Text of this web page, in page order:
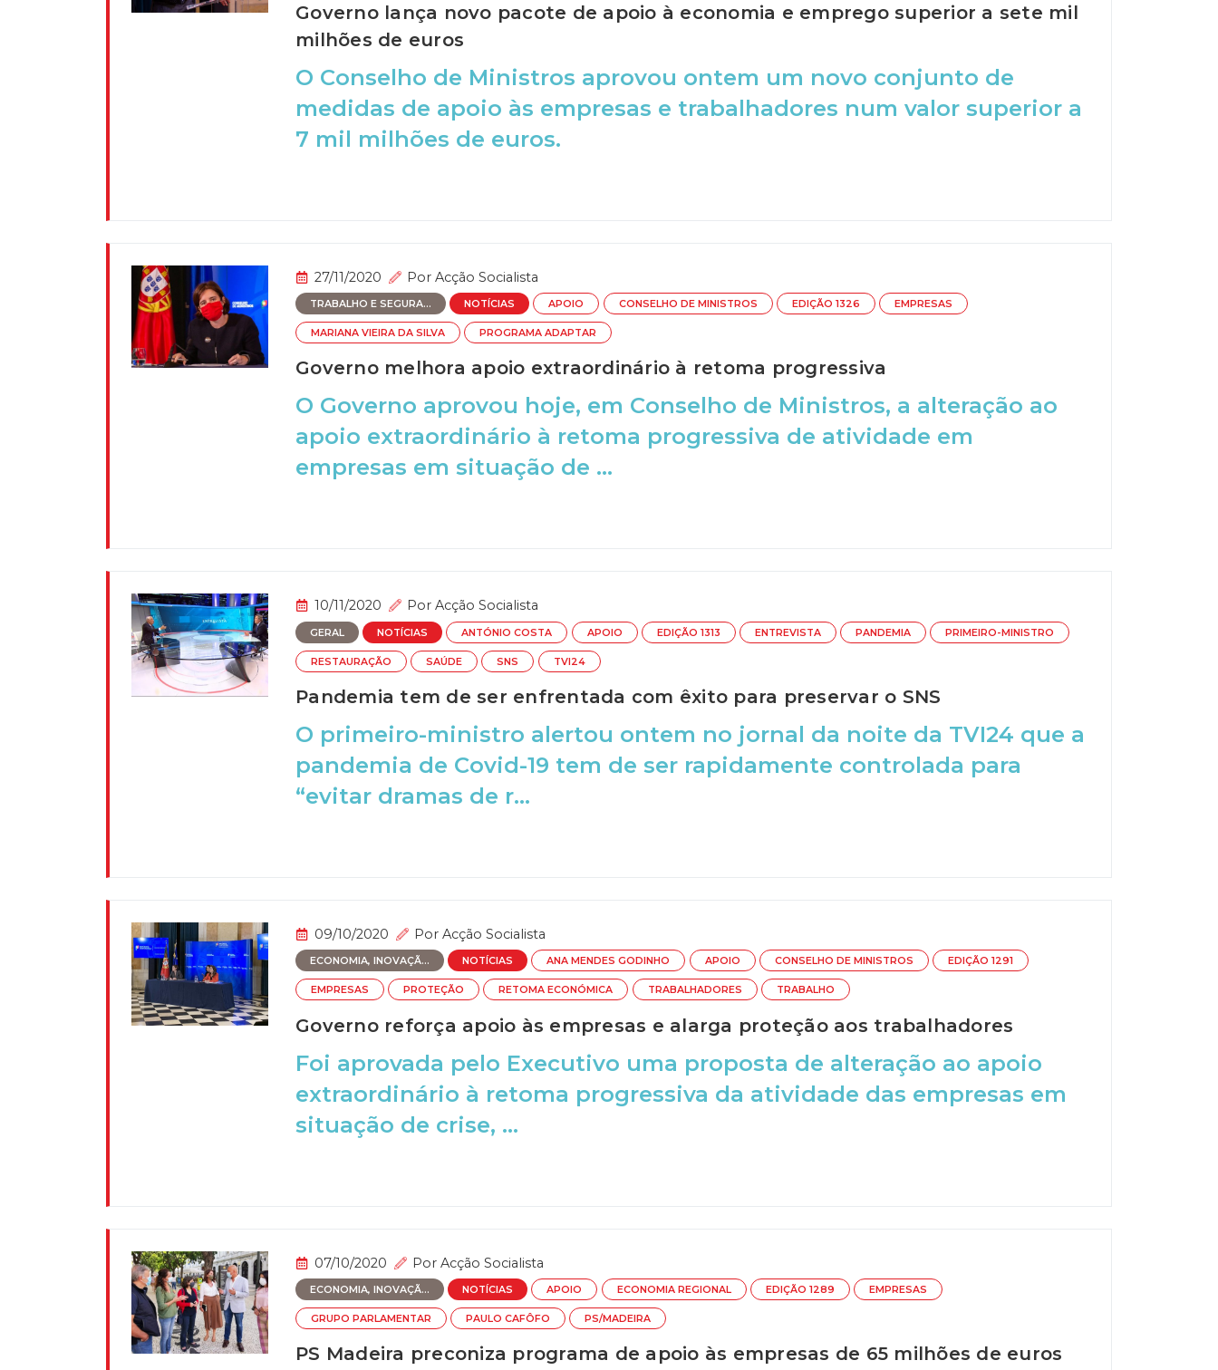
Governo lança novo pacote de apoio à economia e emprego superior a sete mil
milhões de euros
O Conselho de Ministros aprovou ontem um novo conjunto de
medidas de apoio às empresas e trabalhadores num valor superior a
7 mil milhões de euros.
27/11/2020 Por Acção Socialista
TRABALHO E SEGURA... NOTÍCIAS APOIO CONSELHO DE MINISTROS EDIÇÃO 1326 EMPRESAS
MARIANA VIEIRA DA SILVA PROGRAMA ADAPTAR
Governo melhora apoio extraordinário à retoma progressiva
O Governo aprovou hoje, em Conselho de Ministros, a alteração ao
apoio extraordinário à retoma progressiva de atividade em
empresas em situação de ...
10/11/2020 Por Acção Socialista
GERAL NOTÍCIAS ANTÓNIO COSTA APOIO EDIÇÃO 1313 ENTREVISTA PANDEMIA PRIMEIRO-MINISTRO
RESTAURAÇÃO SAÚDE SNS TVI24
Pandemia tem de ser enfrentada com êxito para preservar o SNS
O primeiro-ministro alertou ontem no jornal da noite da TVI24 que a
pandemia de Covid-19 tem de ser rapidamente controlada para
“evitar dramas de r...
09/10/2020 Por Acção Socialista
ECONOMIA, INOVAÇÃ... NOTÍCIAS ANA MENDES GODINHO APOIO CONSELHO DE MINISTROS EDIÇÃO 1291
EMPRESAS PROTEÇÃO RETOMA ECONÓMICA TRABALHADORES TRABALHO
Governo reforça apoio às empresas e alarga proteção aos trabalhadores
Foi aprovada pelo Executivo uma proposta de alteração ao apoio
extraordinário à retoma progressiva da atividade das empresas em
situação de crise, ...
07/10/2020 Por Acção Socialista
ECONOMIA, INOVAÇÃ... NOTÍCIAS APOIO ECONOMIA REGIONAL EDIÇÃO 1289 EMPRESAS
GRUPO PARLAMENTAR PAULO CAFÔFO PS/MADEIRA
PS Madeira preconiza programa de apoio às empresas de 65 milhões de euros